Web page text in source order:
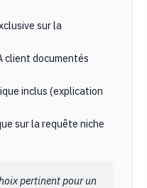
sur la
client documentés
inclus (explication
sur la requête niche
pertinent pour un